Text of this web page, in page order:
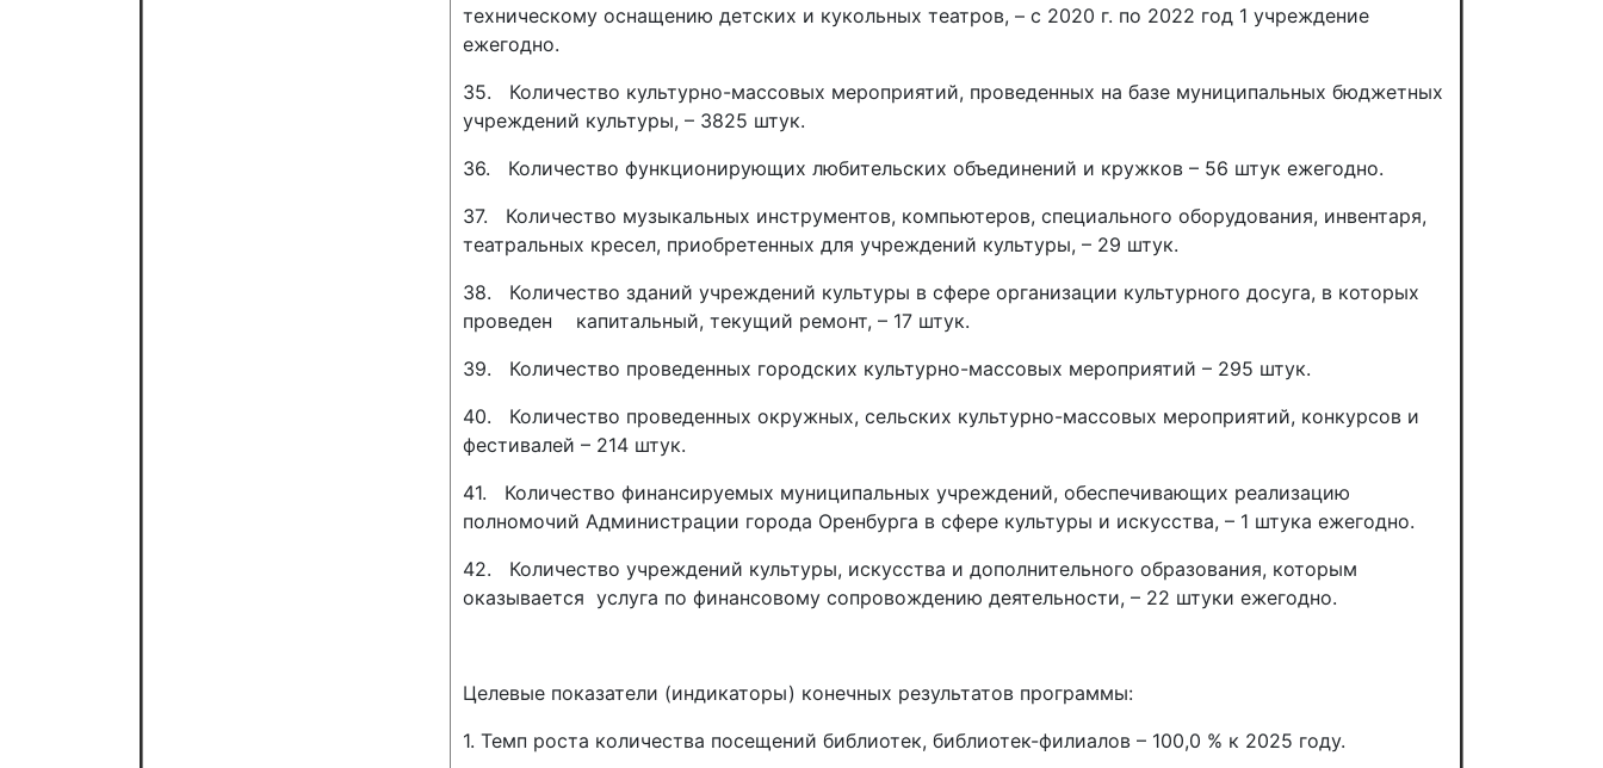
техническому оснащению детских и кукольных театров, – с 2020 г. по 2022 год 1 учреждение
ежегодно.
35. Количество культурно-массовых мероприятий, проведенных на базе муниципальных бюджетных
учреждений культуры, – 3825 штук.
36. Количество функционирующих любительских объединений и кружков – 56 штук ежегодно.
37. Количество музыкальных инструментов, компьютеров, специального оборудования, инвентаря,
театральных кресел, приобретенных для учреждений культуры, – 29 штук.
38. Количество зданий учреждений культуры в сфере организации культурного досуга, в которых
проведен капитальный, текущий ремонт, – 17 штук.
39. Количество проведенных городских культурно-массовых мероприятий – 295 штук.
40. Количество проведенных окружных, сельских культурно-массовых мероприятий, конкурсов и
фестивалей – 214 штук.
41. Количество финансируемых муниципальных учреждений, обеспечивающих реализацию
полномочий Администрации города Оренбурга в сфере культуры и искусства, – 1 штука ежегодно.
42. Количество учреждений культуры, искусства и дополнительного образования, которым
оказывается услуга по финансовому сопровождению деятельности, – 22 штуки ежегодно.
Целевые показатели (индикаторы) конечных результатов программы:
1. Темп роста количества посещений библиотек, библиотек-филиалов – 100,0 % к 2025 году.